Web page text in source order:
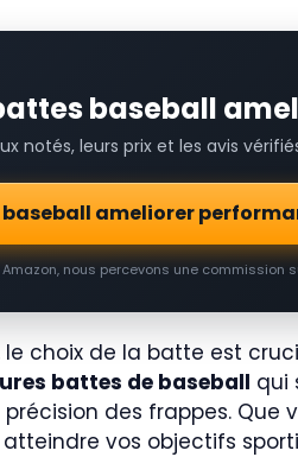
baseball
notés, leurs prix et les avis
ameliorer
nous percevons une commission
choix de la batte est
battes de baseball qui
des frappes.
vos objectifs